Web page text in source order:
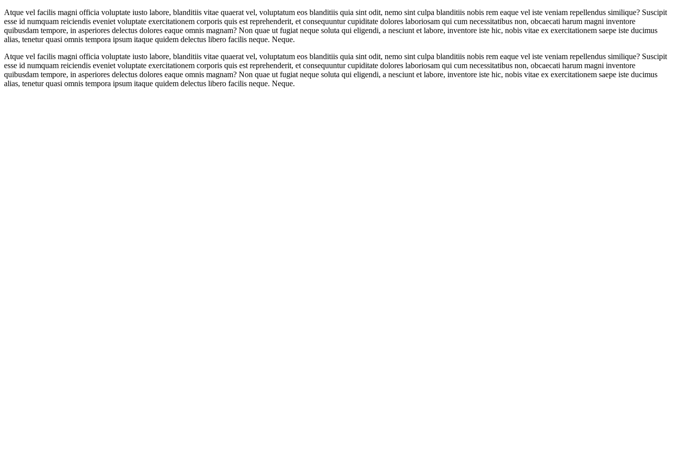
Atque vel facilis magni officia voluptate iusto labore, blanditiis vitae quaerat vel, voluptatum eos blanditiis quia sint odit, nemo sint culpa blanditiis nobis rem eaque vel iste veniam repellendus similique? Suscipit
esse id numquam reiciendis eveniet voluptate exercitationem corporis quis est reprehenderit, et consequuntur cupiditate dolores laboriosam qui cum necessitatibus non, obcaecati harum magni inventore
quibusdam tempore, in asperiores delectus dolores eaque omnis magnam? Non quae ut fugiat neque soluta qui eligendi, a nesciunt et labore, inventore iste hic, nobis vitae ex exercitationem saepe iste ducimus
alias, tenetur quasi omnis tempora ipsum itaque quidem delectus libero facilis neque. Neque.
Atque vel facilis magni officia voluptate iusto labore, blanditiis vitae quaerat vel, voluptatum eos blanditiis quia sint odit, nemo sint culpa blanditiis nobis rem eaque vel iste veniam repellendus similique? Suscipit
esse id numquam reiciendis eveniet voluptate exercitationem corporis quis est reprehenderit, et consequuntur cupiditate dolores laboriosam qui cum necessitatibus non, obcaecati harum magni inventore
quibusdam tempore, in asperiores delectus dolores eaque omnis magnam? Non quae ut fugiat neque soluta qui eligendi, a nesciunt et labore, inventore iste hic, nobis vitae ex exercitationem saepe iste ducimus
alias, tenetur quasi omnis tempora ipsum itaque quidem delectus libero facilis neque. Neque.